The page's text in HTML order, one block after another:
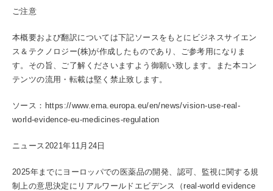
ご注意
本概要および翻訳については下記ソースをもとにビジネスサイエン
ス＆テクノロジー(株)が作成したものであり、ご参考用になりま
す。その旨、ご了解くださいますよう御願い致します。また本コン
テンツの流用・転載は堅く禁止致します。
ソース：https://www.ema.europa.eu/en/news/vision-use-real-
world-evidence-eu-medicines-regulation
ニュース2021年11月24日
2025年までにヨーロッパでの医薬品の開発、認可、監視に関する規
制上の意思決定にリアルワールドエビデンス（real-world evidence